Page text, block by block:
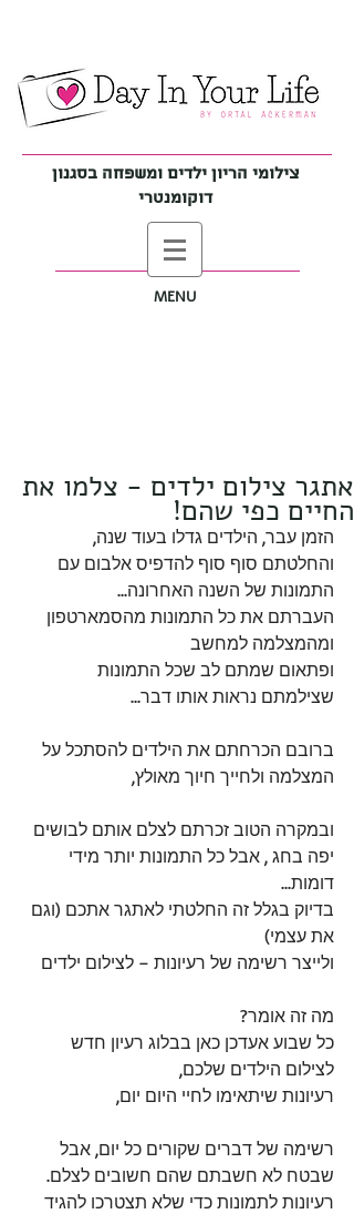
צילומי הריון ילדים ומשפחה בסגנון
דוקומנטרי
MENU
אתגר צילום ילדים - צלמו את
החיים כפי שהם!
הזמן עבר, הילדים גדלו בעוד שנה,
והחלטתם סוף סוף להדפיס אלבום עם
התמונות של השנה האחרונה...
העברתם את כל התמונות מהסמארטפון
ומהמצלמה למחשב
ופתאום שמתם לב שכל התמונות
שצילמתם נראות אותו דבר...
ברובם הכרחתם את הילדים להסתכל על
המצלמה ולחייך חיוך מאולץ,
ובמקרה הטוב זכרתם לצלם אותם לבושים
יפה בחג , אבל כל התמונות יותר מידי
דומות...
בדיוק בגלל זה החלטתי לאתגר אתכם (וגם
את עצמי)
ולייצר רשימה של רעיונות – לצילום ילדים
מה זה אומר?
כל שבוע אעדכן כאן בבלוג רעיון חדש
לצילום הילדים שלכם,
רעיונות שיתאימו לחיי היום יום,
רשימה של דברים שקורים כל יום, אבל
שבטח לא חשבתם שהם חשובים לצלם.
רעיונות לתמונות כדי שלא תצטרכו להגיד